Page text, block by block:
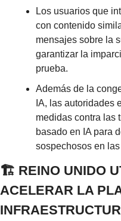
Los usuarios que
con contenido
mensajes sobre la
garantizar la
prueba.
Además de la
IA, las autoridades
medidas contra las
basado en IA para
sospechosos en
🏗️ REINO UNIDO
ACELERAR LA